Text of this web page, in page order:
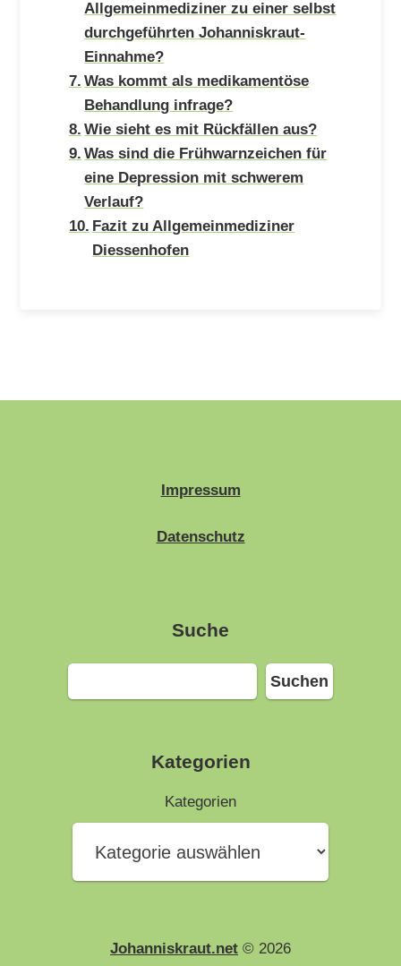
Allgemeinmediziner zu einer selbst
durchgeführten Johanniskraut-
Einnahme?
Was kommt als medikamentöse
Behandlung infrage?
Wie sieht es mit Rückfällen aus?
Was sind die Frühwarnzeichen für
eine Depression mit schwerem
Verlauf?
Fazit zu Allgemeinmediziner
Diessenhofen
Impressum
Datenschutz
Suche
Suchen
Suchen
Kategorien
Kategorien
Johanniskraut.net © 2026